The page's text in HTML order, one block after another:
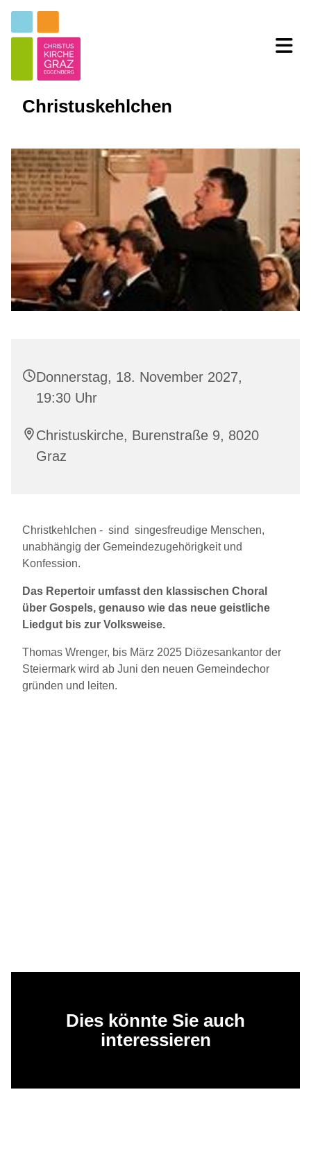
Christuskehlchen
Donnerstag, 18. November 2027,
19:30 Uhr
Christuskirche, Burenstraße 9, 8020
Graz
Christkehlchen - sind singesfreudige Menschen,
unabhängig der Gemeindezugehörigkeit und
Konfession.
Das Repertoir umfasst den klassischen Choral
über Gospels, genauso wie das neue geistliche
Liedgut bis zur Volksweise.
Thomas Wrenger, bis März 2025 Diözesankantor der
Steiermark wird ab Juni den neuen Gemeindechor
gründen und leiten.
Dies könnte Sie auch
interessieren